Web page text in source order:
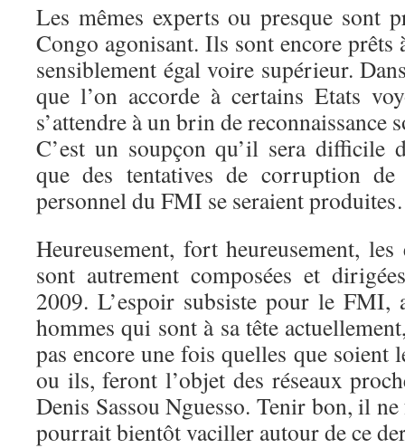
Les mêmes experts ou presque sont
Congo agonisant. Ils sont encore prêts
sensiblement égal voire supérieur.
que l’on accorde à certains Etats
s’attendre à un brin de reconnaissance
C’est un soupçon qu’il sera difficile
que des tentatives de corruption
personnel du FMI se seraient
Heureusement, fort heureusement,
sont autrement composées et
2009. L’espoir subsiste pour le FMI,
hommes qui sont à sa tête
pas encore une fois quelles que soient
ou ils, feront l’objet des réseaux
Denis Sassou Nguesso. Tenir bon, il
pourrait bientôt vaciller autour de ce